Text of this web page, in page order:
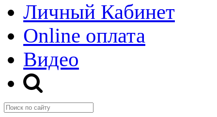
Личный Кабинет
Online оплата
Видео